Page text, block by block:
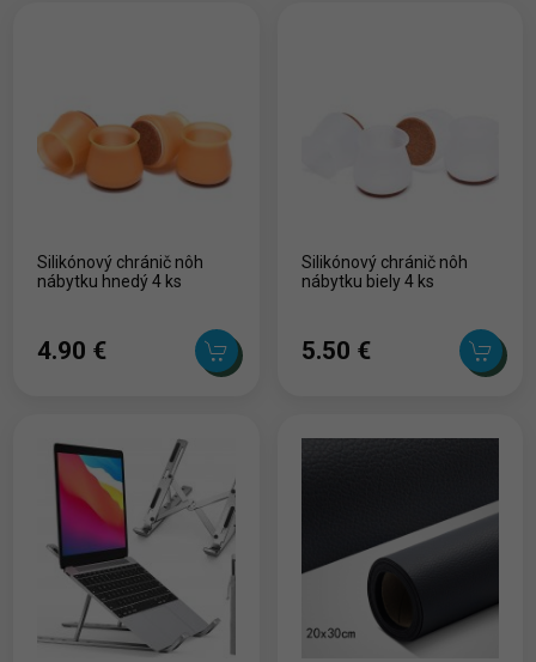
Silikónový chránič nôh
nábytku hnedý 4 ks
4.90 ‎€
Silikónový chránič nôh
nábytku biely 4 ks
5.50 ‎€